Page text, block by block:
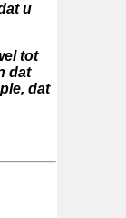
u
tot
dat
dat